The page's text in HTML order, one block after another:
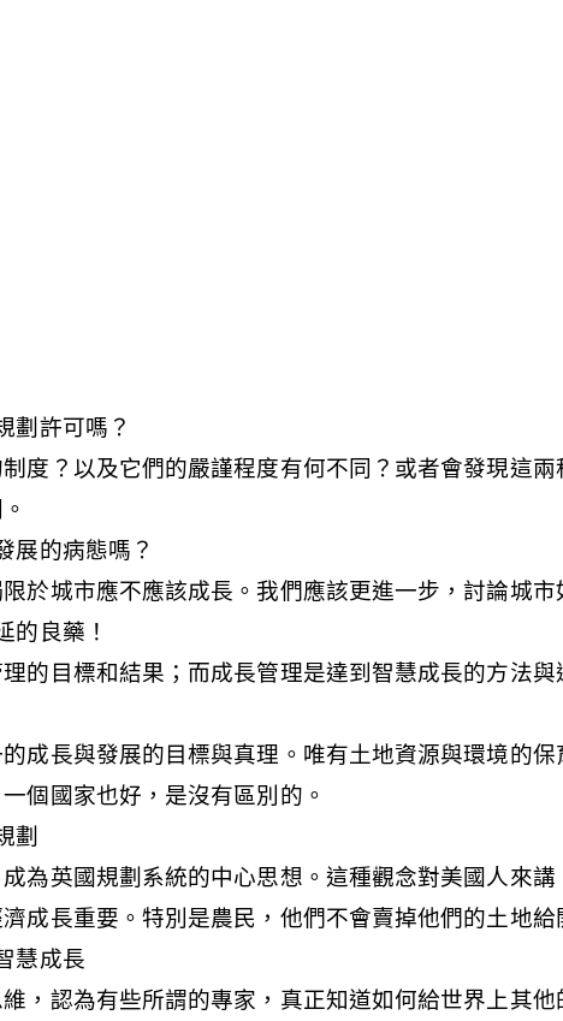
劃許可嗎？
度？以及它們的嚴謹程度有何不同？或者會發現這
展的病態嗎？
於城市應不應該成長。我們應該更進一步，討論城市
的良藥！
的目標和結果；而成長管理是達到智慧成長的方法與
成長與發展的目標與真理。唯有土地資源與環境的
個國家也好，是沒有區別的。
劃
為英國規劃系統的中心思想。這種觀念對美國人來
成長重要。特別是農民，他們不會賣掉他們的土地給
慧成長
，認為有些所謂的專家，真正知道如何給世界上其他